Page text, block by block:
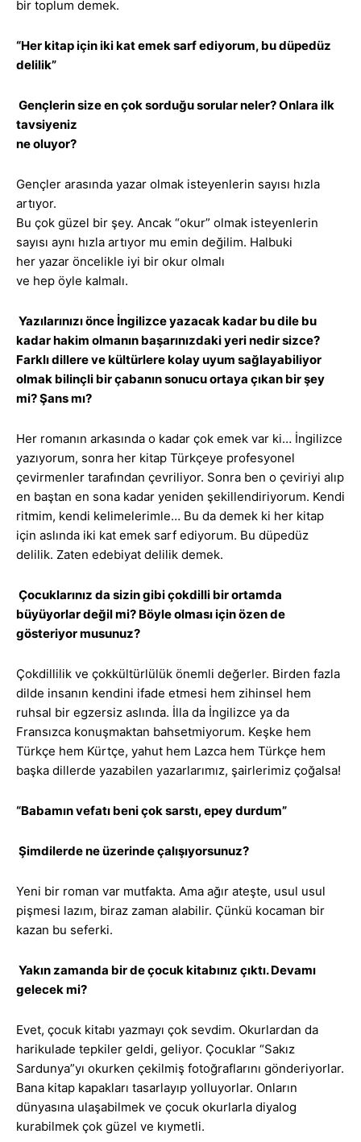
bir toplum demek.
“Her kitap için iki kat emek sarf ediyorum, bu düpedüz
delilik”
Gençlerin size en çok sorduğu sorular neler? Onlara ilk
tavsiyeniz
ne oluyor?
Gençler arasında yazar olmak isteyenlerin sayısı hızla
artıyor.
Bu çok güzel bir şey. Ancak “okur” olmak isteyenlerin
sayısı aynı hızla artıyor mu emin değilim. Halbuki
her yazar öncelikle iyi bir okur olmalı
ve hep öyle kalmalı.
Yazılarınızı önce İngilizce yazacak kadar bu dile bu
kadar hakim olmanın başarınızdaki yeri nedir sizce?
Farklı dillere ve kültürlere kolay uyum sağlayabiliyor
olmak bilinçli bir çabanın sonucu ortaya çıkan bir şey
mi? Şans mı?
Her romanın arkasında o kadar çok emek var ki… İngilizce
yazıyorum, sonra her kitap Türkçeye profesyonel
çevirmenler tarafından çevriliyor. Sonra ben o çeviriyi alıp
en baştan en sona kadar yeniden şekillendiriyorum. Kendi
ritmim, kendi kelimelerimle… Bu da demek ki her kitap
için aslında iki kat emek sarf ediyorum. Bu düpedüz
delilik. Zaten edebiyat delilik demek.
Çocuklarınız da sizin gibi çokdilli bir ortamda
büyüyorlar değil mi? Böyle olması için özen de
gösteriyor musunuz?
Çokdillilik ve çokkültürlülük önemli değerler. Birden fazla
dilde insanın kendini ifade etmesi hem zihinsel hem
ruhsal bir egzersiz aslında. İlla da İngilizce ya da
Fransızca konuşmaktan bahsetmiyorum. Keşke hem
Türkçe hem Kürtçe, yahut hem Lazca hem Türkçe hem
başka dillerde yazabilen yazarlarımız, şairlerimiz çoğalsa!
“Babamın vefatı beni çok sarstı, epey durdum”
Şimdilerde ne üzerinde çalışıyorsunuz?
Yeni bir roman var mutfakta. Ama ağır ateşte, usul usul
pişmesi lazım, biraz zaman alabilir. Çünkü kocaman bir
kazan bu seferki.
Yakın zamanda bir de çocuk kitabınız çıktı. Devamı
gelecek mi?
Evet, çocuk kitabı yazmayı çok sevdim. Okurlardan da
harikulade tepkiler geldi, geliyor. Çocuklar “Sakız
Sardunya”yı okurken çekilmiş fotoğraflarını gönderiyorlar.
Bana kitap kapakları tasarlayıp yolluyorlar. Onların
dünyasına ulaşabilmek ve çocuk okurlarla diyalog
kurabilmek çok güzel ve kıymetli.